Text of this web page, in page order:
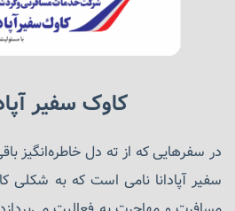
کاوک سفیر
در سفرهایی که از ته دل خاطره‌انگیز
سفیر آپادانا نامی است که به شکلی